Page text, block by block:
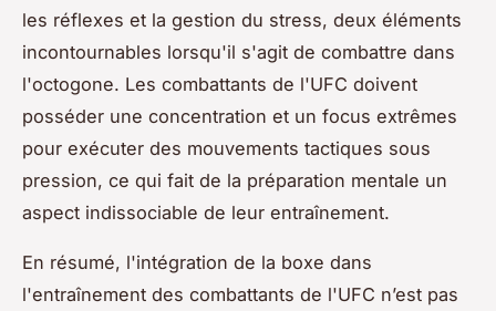
les réflexes et la gestion du stress, deux éléments
incontournables lorsqu'il s'agit de combattre dans
l'octogone. Les combattants de l'UFC doivent
posséder une concentration et un focus extrêmes
pour exécuter des mouvements tactiques sous
pression, ce qui fait de la préparation mentale un
aspect indissociable de leur entraînement.
En résumé, l'intégration de la boxe dans
l'entraînement des combattants de l'UFC n’est pas